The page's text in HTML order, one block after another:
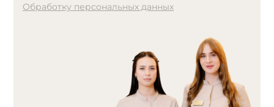
Обработку персональных данных